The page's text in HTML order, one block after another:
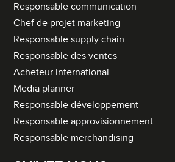
Responsable communication
Chef de projet marketing
Responsable supply chain
Responsable des ventes
Acheteur international
Media planner
Responsable développement
Responsable approvisionnement
Responsable merchandising